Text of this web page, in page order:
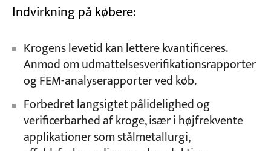
Indvirkning på købere:
Krogens levetid kan lettere kvantificeres.
Anmod om udmattelsesverifikationsrapporter
og FEM-analyserapporter ved køb.
Forbedret langsigtet pålidelighed og
verificerbarhed af kroge, især i højfrekvente
applikationer som stålmetallurgi,